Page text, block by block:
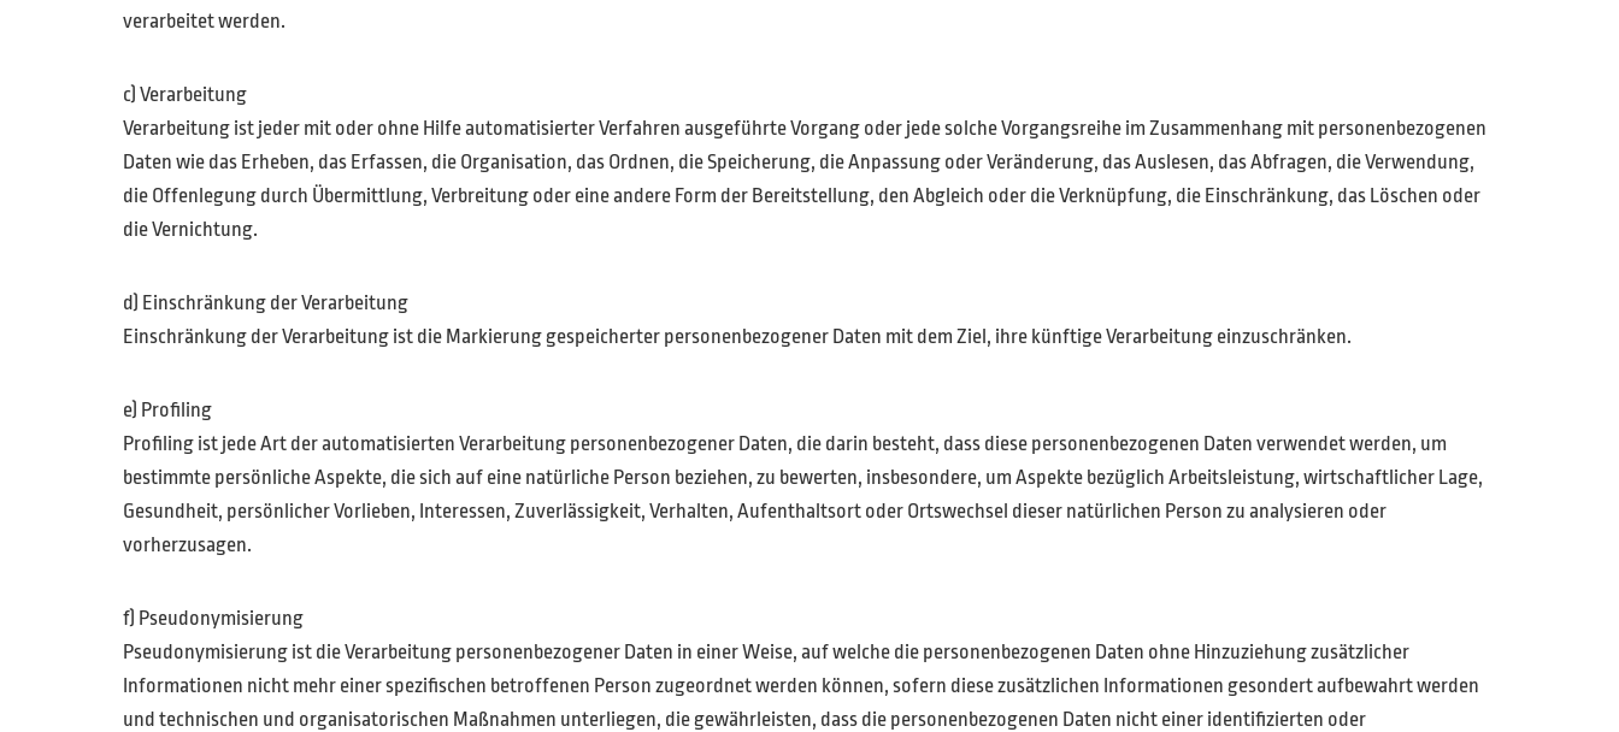
verarbeitet werden.
c) Verarbeitung
Verarbeitung ist jeder mit oder ohne Hilfe automatisierter Verfahren ausgeführte Vorgang oder jede solche Vorgangsreihe im Zusammenhang mit personenbezogenen
Daten wie das Erheben, das Erfassen, die Organisation, das Ordnen, die Speicherung, die Anpassung oder Veränderung, das Auslesen, das Abfragen, die Verwendung,
die Offenlegung durch Übermittlung, Verbreitung oder eine andere Form der Bereitstellung, den Abgleich oder die Verknüpfung, die Einschränkung, das Löschen oder
die Vernichtung.
d) Einschränkung der Verarbeitung
Einschränkung der Verarbeitung ist die Markierung gespeicherter personenbezogener Daten mit dem Ziel, ihre künftige Verarbeitung einzuschränken.
e) Profiling
Profiling ist jede Art der automatisierten Verarbeitung personenbezogener Daten, die darin besteht, dass diese personenbezogenen Daten verwendet werden, um
bestimmte persönliche Aspekte, die sich auf eine natürliche Person beziehen, zu bewerten, insbesondere, um Aspekte bezüglich Arbeitsleistung, wirtschaftlicher Lage,
Gesundheit, persönlicher Vorlieben, Interessen, Zuverlässigkeit, Verhalten, Aufenthaltsort oder Ortswechsel dieser natürlichen Person zu analysieren oder
vorherzusagen.
f) Pseudonymisierung
Pseudonymisierung ist die Verarbeitung personenbezogener Daten in einer Weise, auf welche die personenbezogenen Daten ohne Hinzuziehung zusätzlicher
Informationen nicht mehr einer spezifischen betroffenen Person zugeordnet werden können, sofern diese zusätzlichen Informationen gesondert aufbewahrt werden
und technischen und organisatorischen Maßnahmen unterliegen, die gewährleisten, dass die personenbezogenen Daten nicht einer identifizierten oder